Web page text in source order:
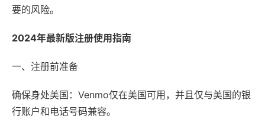
要的风险。
2024年最新版注册使用指南
一、注册前准备
确保身处美国：Venmo仅在美国可用，并且仅与美国的银
行账户和电话号码兼容。